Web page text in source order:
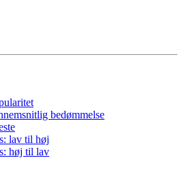
bedømmelse
lav til høj
høj til lav